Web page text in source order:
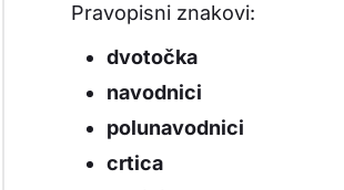
Pravopisni znakovi:
dvotočka
navodnici
polunavodnici
crtica